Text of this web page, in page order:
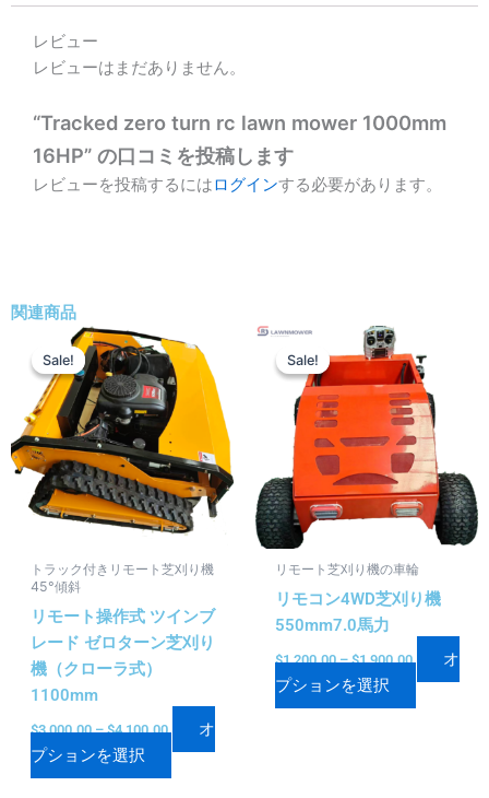
レビュー
レビューはまだありません。
“Tracked zero turn rc lawn mower 1000mm
16HP” の口コミを投稿します
レビューを投稿するにはログインする必要があります。
関連商品
Sale!
Sale!
トラック付きリモート芝刈り機
45°傾斜
リモート操作式 ツインブ
レード ゼロターン芝刈り
機（クローラ式）
1100mm
$3,000.00 –$4,100.00
格
帯:
$3,000.00
–
$4,100.00
オ
プションを選択
こ
の
商
品
に
は
複
数
バ
エ
ー
ョ
ン
が
あ
Sale!
Sale!
リモート芝刈り機の車輪
リモコン4WD芝刈り機
550mm7.0馬力
$1,200.00 –$1,900.00
格
帯:
$1,200.00
–
$1,900.00
オ
プションを選択
の
商
品
に
は
複
数
バ
リ
シ
ョ